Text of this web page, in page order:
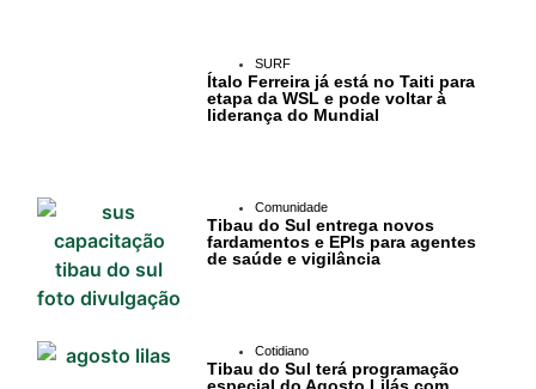
SURF
Ítalo Ferreira já está no Taiti para
etapa da WSL e pode voltar à
liderança do Mundial
Comunidade
Tibau do Sul entrega novos
fardamentos e EPIs para agentes
de saúde e vigilância
Cotidiano
Tibau do Sul terá programação